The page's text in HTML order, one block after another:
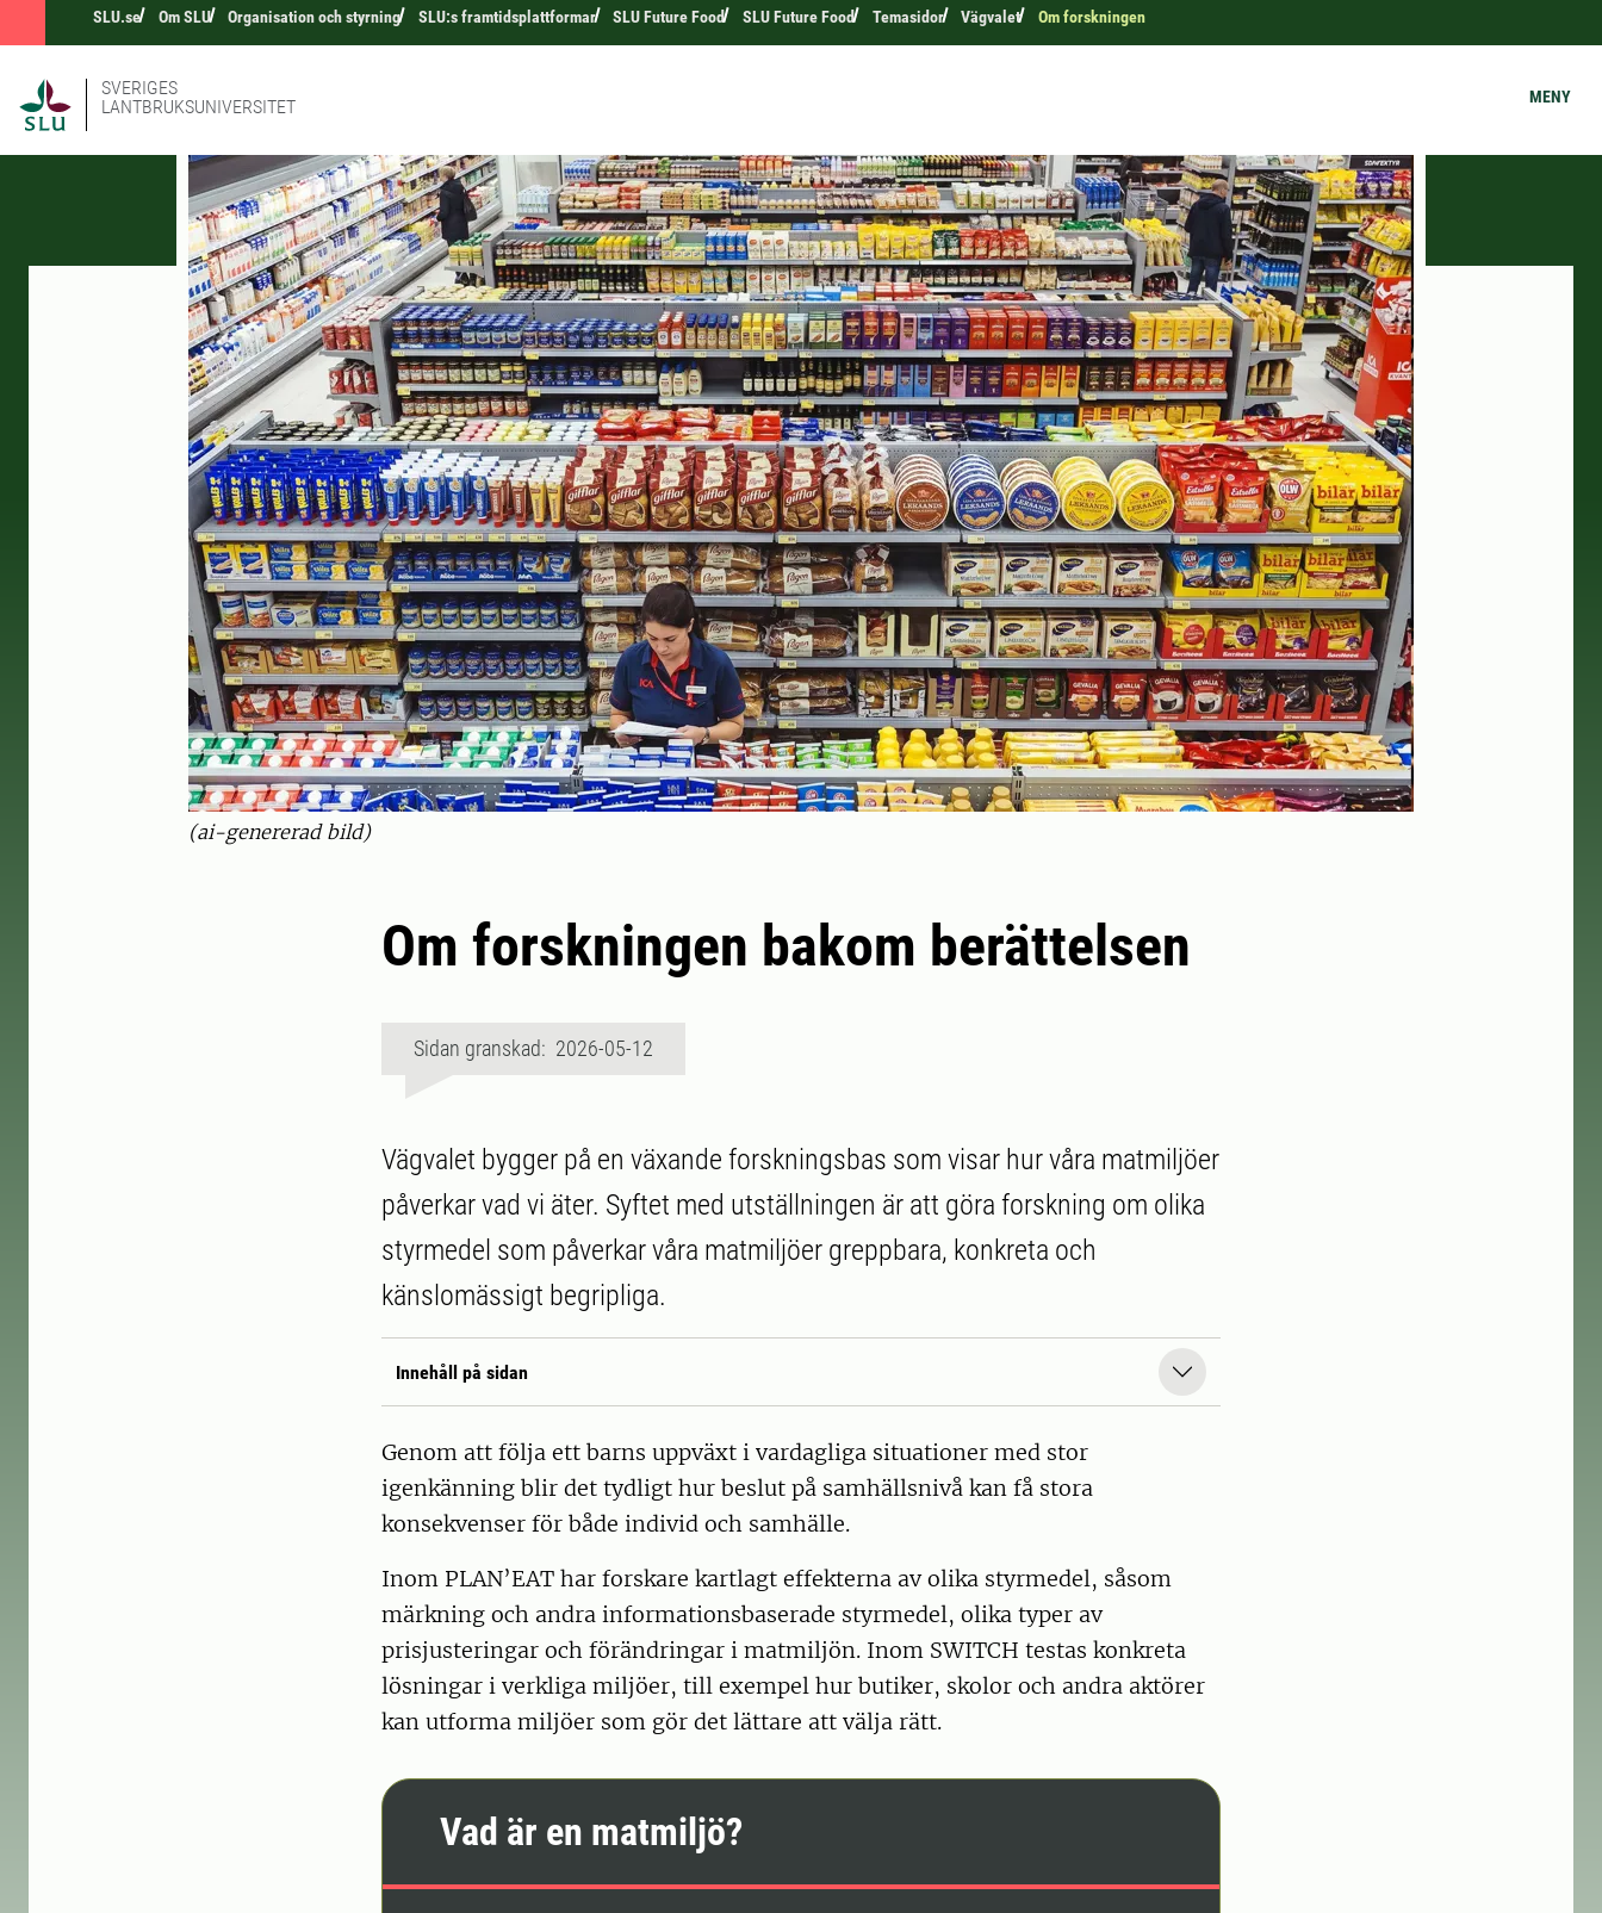
SLU.se Om SLU Organisation och styrning SLU:s framtidsplattformar SLU Future Food SLU Future Food Temasidor Vägvalet Om forskningen
SVERIGES
LANTBRUKSUNIVERSITET
MENY
(ai-genererad bild)
Om forskningen bakom berättelsen
Sidan granskad: 2026-05-12
Vägvalet bygger på en växande forskningsbas som visar hur våra matmiljöer
påverkar vad vi äter. Syftet med utställningen är att göra forskning om olika
styrmedel som påverkar våra matmiljöer greppbara, konkreta och
känslomässigt begripliga.
Innehåll på sidan
Genom att följa ett barns uppväxt i vardagliga situationer med stor
igenkänning blir det tydligt hur beslut på samhällsnivå kan få stora
konsekvenser för både individ och samhälle.
Inom PLAN’EAT har forskare kartlagt effekterna av olika styrmedel, såsom
märkning och andra informationsbaserade styrmedel, olika typer av
prisjusteringar och förändringar i matmiljön. Inom SWITCH testas konkreta
lösningar i verkliga miljöer, till exempel hur butiker, skolor och andra aktörer
kan utforma miljöer som gör det lättare att välja rätt.
Vad är en matmiljö?